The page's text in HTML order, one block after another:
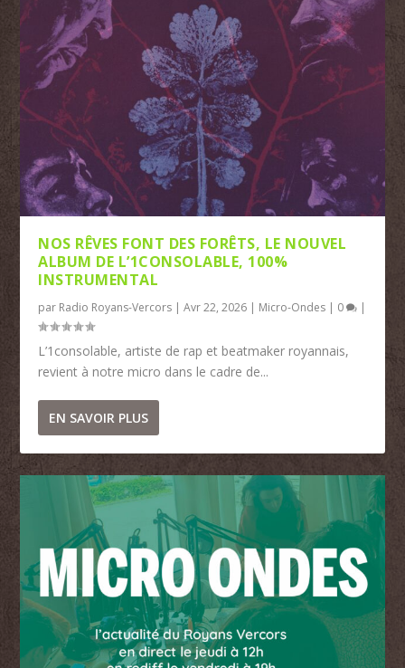
NOS RÊVES FONT DES FORÊTS, LE NOUVEL
ALBUM DE L’1CONSOLABLE, 100%
INSTRUMENTAL
par Radio Royans-Vercors |Avr 22, 2026 | Micro-Ondes | 0 |
L’1consolable, artiste de rap et beatmaker royannais,
revient à notre micro dans le cadre de...
EN SAVOIR PLUS